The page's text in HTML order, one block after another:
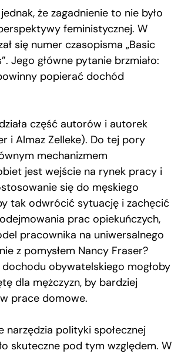
że zagadnienie to nie było
feministycznej. W
się numer czasopisma „Basic
Jego główne pytanie brzmiało:
popierać dochód
część autorów i autorek
i Almaz Zelleke). Do tej pory
mechanizmem
jest wejście na rynek pracy i
się do męskiego
tak odwrócić sytuację i zachęcić
prac opiekuńczych,
pracownika na uniwersalnego
z pomysłem Nancy Fraser?
obywatelskiego mogłoby
dla mężczyzn, by bardziej
prace domowe.
narzędzia polityki społecznej
skuteczne pod tym względem. W